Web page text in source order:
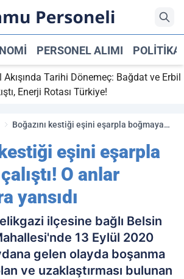
PERSONEL ALIMI POLITIKA
Tarihi Dönemeç: Bağdat ve Erbil
Enerji Rotası Türkiye!
Boğazını kestiği eşini eşarpla boğmaya
kestiği eşini eşarpla
O anlar
yansıdı
ilçesine bağlı Belsin
13 Eylül 2020
gelen olayda boşanma
ve uzaklaştırması bulunan